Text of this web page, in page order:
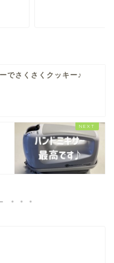
でさくさくクッキー♪